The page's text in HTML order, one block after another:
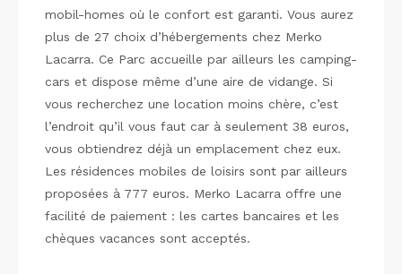
mobil-homes où le confort est garanti. Vous aurez
plus de 27 choix d’hébergements chez Merko
Lacarra. Ce Parc accueille par ailleurs les camping-
cars et dispose même d’une aire de vidange. Si
vous recherchez une location moins chère, c’est
l’endroit qu’il vous faut car à seulement 38 euros,
vous obtiendrez déjà un emplacement chez eux.
Les résidences mobiles de loisirs sont par ailleurs
proposées à 777 euros. Merko Lacarra offre une
facilité de paiement : les cartes bancaires et les
chèques vacances sont acceptés.